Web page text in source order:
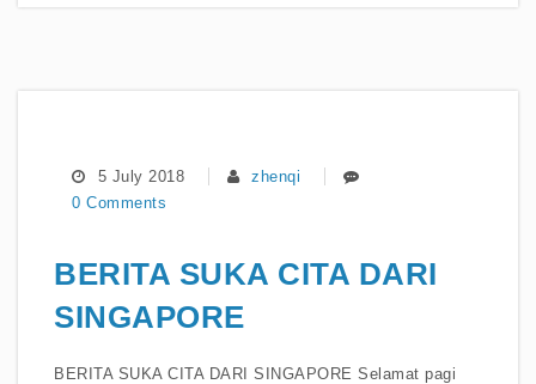
5 July 2018
zhenqi
0 Comments
BERITA SUKA CITA DARI
SINGAPORE
BERITA SUKA CITA DARI SINGAPORE Selamat pagi